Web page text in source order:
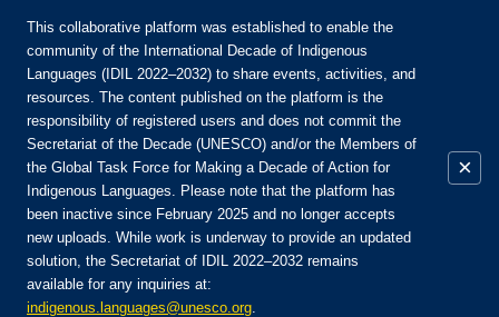
Únete a la comunidad:
Login
ES
EN
FR
RU
Inicio
This collaborative platform was established to enable the
community of the International Decade of Indigenous
Languages (IDIL 2022–2032) to share events, activities, and
resources. The content published on the platform is the
responsibility of registered users and does not commit the
Secretariat of the Decade (UNESCO) and/or the Members of
the Global Task Force for Making a Decade of Action for
Indigenous Languages. Please note that the platform has
been inactive since February 2025 and no longer accepts
new uploads. While work is underway to provide an updated
solution, the Secretariat of IDIL 2022–2032 remains
available for any inquiries at:
indigenous.languages@unesco.org.
×